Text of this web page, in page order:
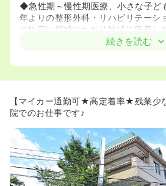
◆急性期～慢性期医療、小さな子ど
年よりの整形外科・リハビリテーシ
の幅広い領域にわたり地域に密着し
中心とした高齢者の骨折と手の外科
◆また、外来では小手術（外傷の縫
き爪手術など）を多数行なわれてい
《数字で見る原田整形外科病院》
・病床数51床（1病棟）※夜勤看護
・救急搬送数年間100台程度（夜間
ん。）
・残業月10時間未満
続きを読む
【マイカー通勤可★高定着率★残業少
院でのお仕事です♪